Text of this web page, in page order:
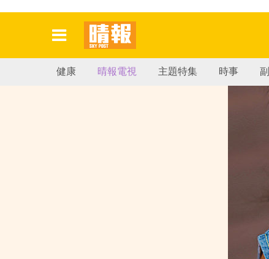
健康 晴報電視 主題特集 時事